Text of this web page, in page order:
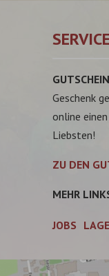
Geschenk
online
Liebsten!
ZU DEN
MEHR
JOBS